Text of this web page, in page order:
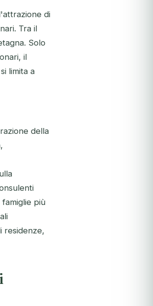
di
Tra il
Solo
il
limita a
della
più
residenze,